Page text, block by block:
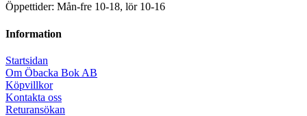
Öppettider: Mån-fre 10-18, lör 10-16
Information
Startsidan
Om Öbacka Bok AB
Köpvillkor
Kontakta oss
Returansökan